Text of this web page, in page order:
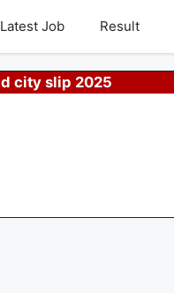
Latest Job Result
city slip 2025